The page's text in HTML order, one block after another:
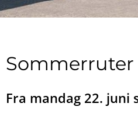
Sommerruter
Fra mandag 22.